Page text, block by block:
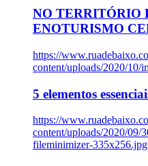
NO TERRITÓRIO
ENOTURISMO
https://
content/uploads/2020/10/
5 elementos
https://
content/uploads/2020/09/
fileminimizer-335x256.jpg